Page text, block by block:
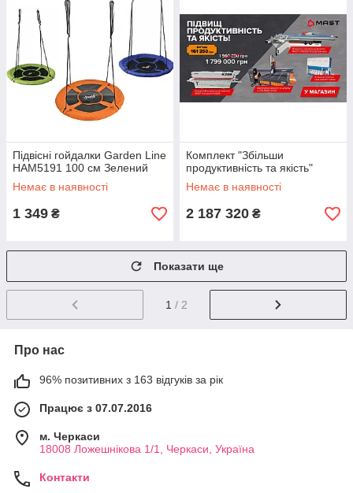
Підвісні гойдалки Garden Line
HAM5191 100 см Зелений
Немає в наявності
1 349 ₴
Комплект "Збільши
продуктивність та якість"
Немає в наявності
2 187 320 ₴
Показати ще
1 / 2
Про нас
96% позитивних з 163 відгуків за рік
Працює з 07.07.2016
м. Черкаси
18008 Ложешнікова 1/1, Черкаси, Україна
Контакти